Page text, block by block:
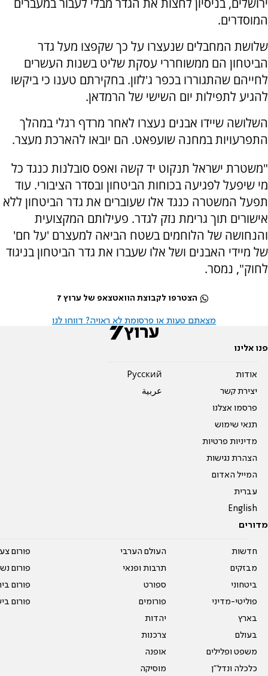
ירושלים, בניסיון לחצות את הגדר מבלי לעבור במעברים
המוסדרים.
שלושת המחבלים שנעצרו על כך שקפצו מעל גדר
הביטחון הם ממשוחררי עסקת שליט בשנות העשרים
לחייהם שהתגוררו בכפר ג'לזון. בחקירתם טענו כי ביקשו
להגיע לתפילות יום השישי של הרמדאן.
השלושה שיידו אבנים נעצרו לאחר מרדף רגלי במהלך
התפרעויות במחנה שועפאט. הם יובאו להארכת מעצר.
"משטרת ישראל תנקוט יד קשה ואפס סובלנות כנגד כל
מי שיפעל לפגיעה בכוחות הביטחון ובסדר הציבורי. עוד
תפעל המשטרה כנגד אלו שעוברים את גדר הביטחון ללא
אישורים תוך גרימת נזק לגדר. פעילותם המקצועית
והנחושה של הלוחמים בשטח הביאה למעצרם 'על חם'
של מיידי האבנים ושל אלו שעברו את גדר הביטחון בניגוד
לחוק", נמסר.
הצטרפו לקבוצת הוואטצאפ של ערוץ 7
מצאתם טעות או פרסומת לא ראויה? דווחו לנו
פנו אלינו
אודות
יצירת קשר
פרסמו אצלנו
תנאי שימוש
מדיניות פרטיות
הצהרת נגישות
המייל האדום
עברית
English
Pусский
عربية
מדורים
חדשות
מבזקים
ביטחוני
פוליטי-מדיני
בארץ
בעולם
משפט ופלילים
כלכלה ונדל"ן
העולם הערבי
תרבות ופנאי
ספורט
פורומים
יהדות
צרכנות
אופנה
מוסיקה
פורום
פורום
פורום
פורום